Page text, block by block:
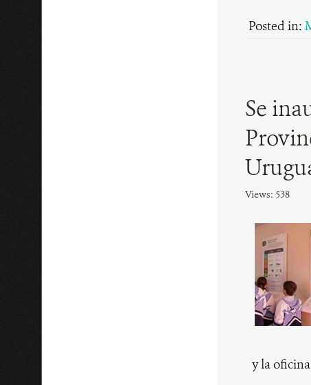
Posted in:
Se
Views: 538
y la